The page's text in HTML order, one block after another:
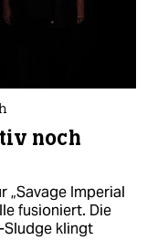
noch
„Savage Imperial
fusioniert. Die
Sludge klingt